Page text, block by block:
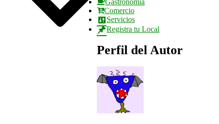
Gastronomía
Comercio
Servicios
Registra tu Local
Perfil del Autor